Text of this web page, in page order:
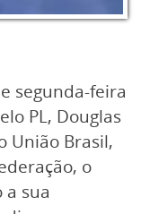
segunda-feira
PL, Douglas
União Brasil,
o
a sua